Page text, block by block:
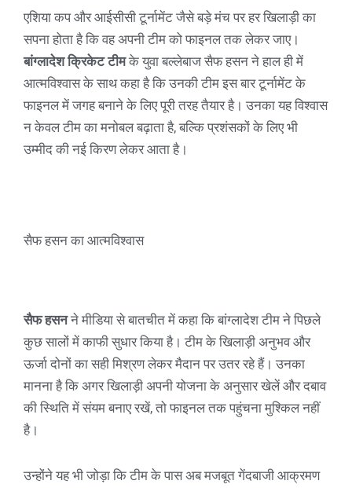
एशिया कप और आईसीसी टूर्नामेंट जैसे बड़े मंच पर हर खिलाड़ी का
सपना होता है कि वह अपनी टीम को फाइनल तक लेकर जाए।
बांग्लादेश क्रिकेट टीमके युवा बल्लेबाज सैफ हसन ने हाल ही में
आत्मविश्वास के साथ कहा है कि उनकी टीम इस बार टूर्नामेंट के
फाइनल में जगह बनाने के लिए पूरी तरह तैयार है। उनका यह विश्वास
न केवल टीम का मनोबल बढ़ाता है, बल्कि प्रशंसकों के लिए भी
उम्मीद की नई किरण लेकर आता है।
सैफ हसन का आत्मविश्वास
सैफ हसनने मीडिया से बातचीत में कहा कि बांग्लादेश टीम ने पिछले
कुछ सालों में काफी सुधार किया है। टीम के खिलाड़ी अनुभव और
ऊर्जा दोनों का सही मिश्रण लेकर मैदान पर उतर रहे हैं। उनका
मानना है कि अगर खिलाड़ी अपनी योजना के अनुसार खेलें और दबाव
की स्थिति में संयम बनाए रखें, तो फाइनल तक पहुंचना मुश्किल नहीं
है।
उन्होंने यह भी जोड़ा कि टीम के पास अब मजबूत गेंदबाजी आक्रमण